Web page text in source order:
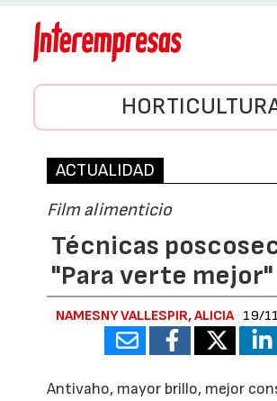
ACTUALIDAD
Film alimenticio
Técnicas
"Para verte mejor"
NAMESNY VALLESPIR, ALICIA 19/
Antivaho, mayor brillo, mejor